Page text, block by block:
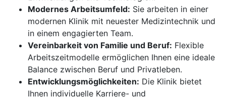
Modernes Arbeitsumfeld: Sie arbeiten in einer
modernen Klinik mit neuester Medizintechnik und
in einem engagierten Team.
Vereinbarkeit von Familie und Beruf: Flexible
Arbeitszeitmodelle ermöglichen Ihnen eine ideale
Balance zwischen Beruf und Privatleben.
Entwicklungsmöglichkeiten: Die Klinik bietet
Ihnen individuelle Karriere- und